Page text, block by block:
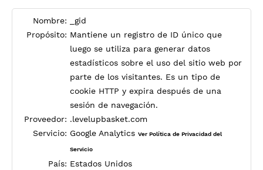
Nombre:
_gid
Propósito: Mantiene un registro de ID único que
luego se utiliza para generar datos
estadísticos sobre el uso del sitio web por
parte de los visitantes. Es un tipo de
cookie HTTP y expira después de una
sesión de navegación.
Proveedor: .levelupbasket.com
Servicio: Google Analytics Ver Política de Privacidad del
Servicio
País: Estados Unidos